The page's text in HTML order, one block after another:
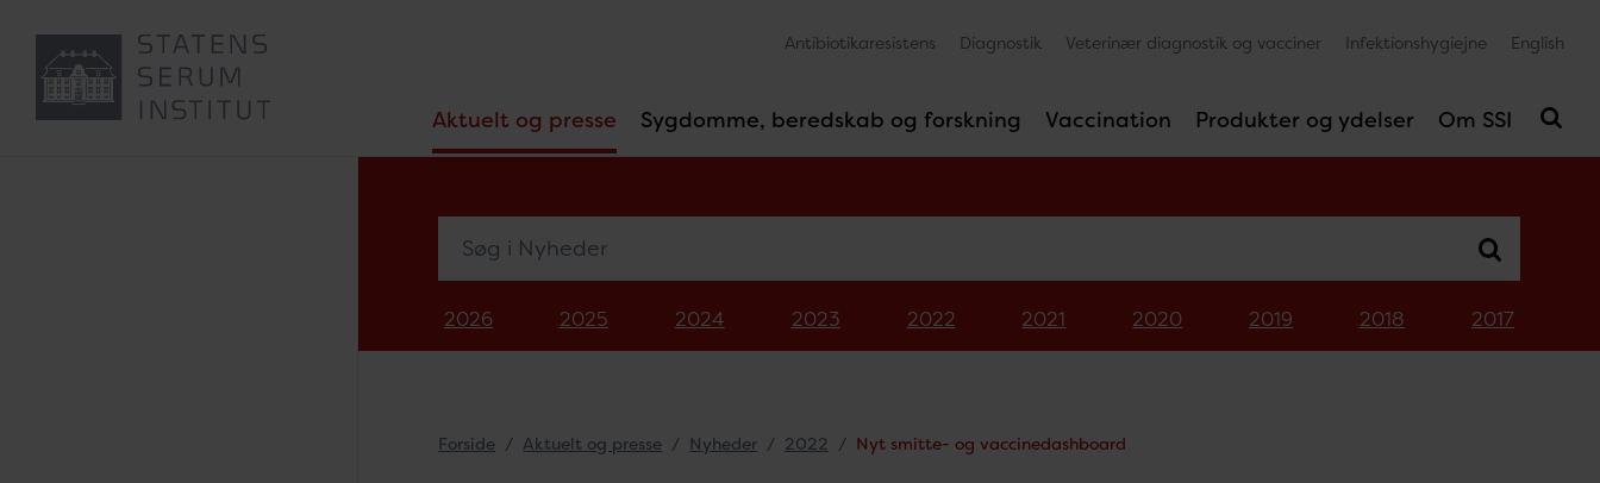
Aktuelt og presse Sygdomme, beredskab og forskning Vaccination Produkter og ydelser Om SSI
Antibiotikaresistens Diagnostik Veterinær diagnostik og vacciner Infektionshygiejne English
2026 2025 2024 2023 2022 2021 2020 2019 2018 2017
Forside Aktuelt og presse Nyheder 2022 Nyt smitte- og vaccinedashboard